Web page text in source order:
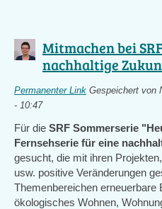
Mitmachen bei
nachhaltige
Permanenter Link Gespeichert von
- 10:47
Für die SRF Sommerserie
Fernsehserie für eine
gesucht, die mit ihren
usw. positive Veränderungen
Themenbereichen erneuerbare
ökologisches Wohnen,